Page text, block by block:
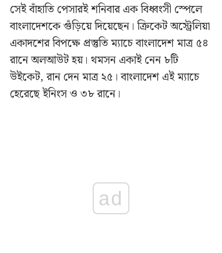
সেই বাঁহাতি পেসারই শনিবার এক বিধ্বংসী স্পেলে
বাংলাদেশকে গুঁড়িয়ে দিয়েছেন। ক্রিকেট অস্ট্রেলিয়া
একাদশের বিপক্ষে প্রস্তুতি ম্যাচে বাংলাদেশ মাত্র ৫৪
রানে অলআউট হয়। থমসন একাই নেন ৮টি
উইকেট, রান দেন মাত্র ২৫। বাংলাদেশ এই ম্যাচে
হেরেছে ইনিংস ও ৩৮ রানে।
ad